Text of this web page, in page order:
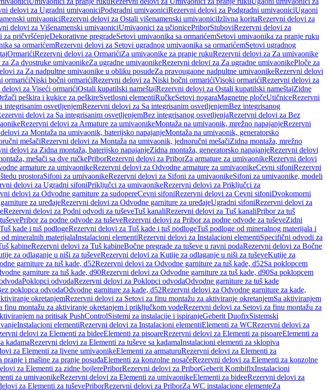
delovi za Ugradni umivaoniciPodgradni umivaoniciRezervni delovi za Podgradni umivaoniciUgaoni
umivaoniciRezervni delovi za Ostali višenamenski umivaoniciIzlivna koritaRezervni delovi za
delovi za Višenamenski umivaoniciUmivaonici za učionicePriborStuboviRezervni delovi za
za pričvršćenjeDekorativne pregradeSetovi umivaonika sa ormarićemSetovi umivaonika za pranje ruku
sa ormarićemRezervni delovi za Setovi ugradnog umivaonika sa ormarićemSetovi ugradnog
OrmarićiRezervni delovi za OrmarićiZa umivaonike za pranje rukuRezervni delovi za Za umivaonike
Za dvostruke umivaonikeZa ugradne umivaonikeRezervni delovi za Za ugradne umivaonikePloče za
za Za nadpultne umivaonike u obliku posudeZa pravougaone nadpultne umivaonikeRezervni delovi
ormarićiNiski bočni ormarićiRezervni delovi za Niski bočni ormarićiVisoki ormarićiRezervni delovi za
delovi za Viseći ormarićiOstali kupatilski nameštajRezervni delovi za Ostali kupatilski nameštajZidne
peškira i kukice za peškireSvetlosni elementiRučkeSetovi nogaraMagnetne pločeUtičniceRezervni
integrisanim osvetljenjemRezervni delovi za Sa integrisanim osvetljenjemBez integrisanog
delovi za Sa integrisanim osvetljenjemBez integrisanog osvetljenjaRezervni delovi za Bez
Rezervni delovi za Armature za umivaonikeMontaža na umivaonik, mrežno napajanjeRezervni
za Montaža na umivaonik, baterijsko napajanjeMontaža na umivaonik, generatorsko
mešačiRezervni delovi za Montaža na umivaonik, jednoručni mešačiZidna montaža, mrežno
delovi za Zidna montaža, baterijsko napajanjeZidna montaža, generatorsko napajanjeRezervni delovi
mešači sa dve ručkePriborRezervni delovi za PriborZa armature za umivaonikeRezervni delovi
armature za umivaonikeRezervni delovi za Odvodne armature za umivaonikeCevni sifoniRezervni
prostoraSifoni za umivaonikeRezervni delovi za Sifoni za umivaonikeSifoni za umivaonike, modeli
delovi za Ugradni sifoniPriključci za umivaonikeRezervni delovi za Priključci za
delovi za Odvodne garniture za sudopereCevni sifoniRezervni delovi za Cevni sifoniDvokomorni
za uređajeRezervni delovi za Odvodne garniture za uređajeUgradni sifoniRezervni delovi za
Rezervni delovi za Podni odvodi za tuševeTuš kanaliRezervni delovi za Tuš kanaliPribor za tuš
Pribor za podne odvode za tuševeRezervni delovi za Pribor za podne odvode za tuševeZidni
Tuš kade i tuš podlogeRezervni delovi za Tuš kade i tuš podlogeTuš podloge od mineralnog materijala i
mineralnih materijalaInstalacioni elementiRezervni delovi za Instalacioni elementiSpecifični odvodi za
kabineRezervni delovi za Tuš kabineBočne pregrade za tuševe u ravni podaRezervni delovi za Bočne
za odlaganje u niši za tuševeRezervni delovi za Kutije za odlaganje u niši za tuševeKutije za
garniture za tuš kade, d52Rezervni delovi za Odvodne garniture za tuš kade, d52Sa poklopcem
garniture za tuš kade, d90Rezervni delovi za Odvodne garniture za tuš kade, d90Sa poklopcem
Poklopci odvodaRezervni delovi za Poklopci odvodaOdvodne garniture za tuš kade
poklopca odvodaOdvodne garniture za kade, d52Rezervni delovi za Odvodne garniture za kade,
okretanjemRezervni delovi za Setovi za finu montažu za aktiviranje okretanjemSa aktiviranjem
finu montažu za aktiviranje okretanjem i priključkom vodeRezervni delovi za Setovi za finu montažu za
na pritisak PushControlSistemi za instalacije i ispiranjeGeberit DuofixSistemski
Instalacioni elementiRezervni delovi za Instalacioni elementiElementi za WCRezervni delovi za
delovi za Elementi za bideeElementi za pisoareRezervni delovi za Elementi za pisoareElementi za
kadamaRezervni delovi za Elementi za tuševe sa kadamaInstalacioni elementi za sklopiva
za Elementi za livene umivaonikeElementi za armaturuRezervni delovi za Elementi za
i mašine za pranje posuđaElementi za konzolne nosačeRezervni delovi za Elementi za konzolne
za Elementi za zidne bojlerePriborRezervni delovi za PriborGeberit KombifixInstalacioni
za umivaonikeRezervni delovi za Elementi za umivaonikeElementi za bideeRezervni delovi za
za Elementi za tuševePriborRezervni delovi za PriborZa WC instalacione elementeZa